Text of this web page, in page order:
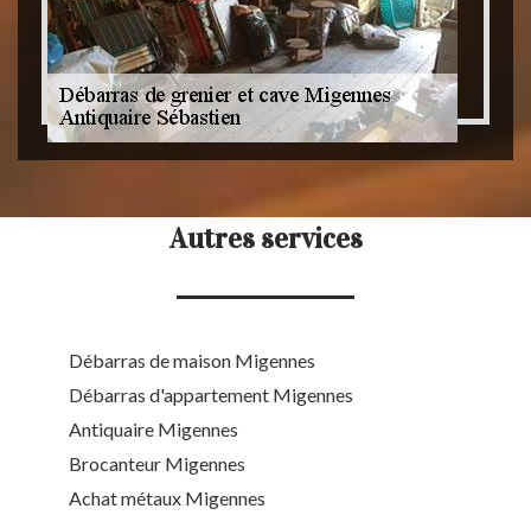
Autres services
Débarras de maison Migennes
Débarras d'appartement Migennes
Antiquaire Migennes
Brocanteur Migennes
Achat métaux Migennes